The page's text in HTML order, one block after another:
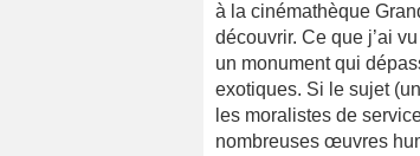
à la cinémathèque
découvrir. Ce que j’ai
un monument qui
exotiques. Si le sujet
les moralistes de
nombreuses œuvres